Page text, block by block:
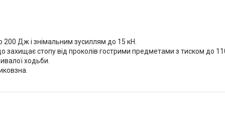
200 Дж і знімальним зусиллям до 15 кН.
стопу від проколів гострими предметами з тиском до
ходьби.